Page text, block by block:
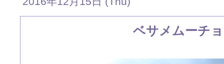
ベサメムーチョ